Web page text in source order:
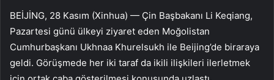
BEİJİNG, 28 Kasım (Xinhua) — Çin Başbakanı Li Keqiang,
Pazartesi günü ülkeyi ziyaret eden Moğolistan
Cumhurbaşkanı Ukhnaa Khurelsukh ile Beijing’de biraraya
geldi. Görüşmede her iki taraf da ikili ilişkileri ilerletmek